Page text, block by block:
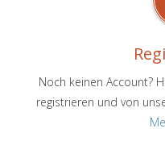
Noch keinen Account?
registrieren und von